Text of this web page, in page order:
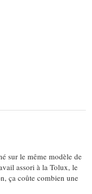
sur le même modèle de
assori à la Tolux, le
ça coûte combien une